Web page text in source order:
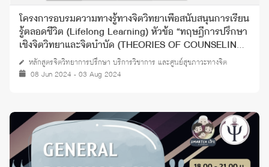
โครงการอบรมความทางรู้ทางจิตวิทยาเพื่อสนับสนุนการเรียน
รู้ตลอดชีวิต (Lifelong Learning) หัวข้อ “ทฤษฎีการปรึกษา
เชิงจิตวิทยาและจิตบำบัด (THEORIES OF COUNSELING
AND PSYCHOTHERAPY)” ปี 2567
หลักสูตรจิตวิทยาการปรึกษา บริการวิชาการ และศูนย์สุขภาวะทางจิต
08 Jun 2024 - 03 Aug 2024